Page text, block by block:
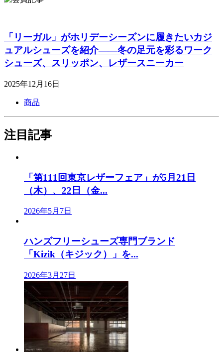
「リーガル」がホリデーシーズンに履きたいカジ
ュアルシューズを紹介――冬の足元を彩るワーク
シューズ、スリッポン、レザースニーカー
2025年12月16日
商品
注目記事
「第111回東京レザーフェア」が5月21日
（木）、22日（金...
2026年5月7日
ハンズフリーシューズ専門ブランド
「Kizik（キジック）」を...
2026年3月27日